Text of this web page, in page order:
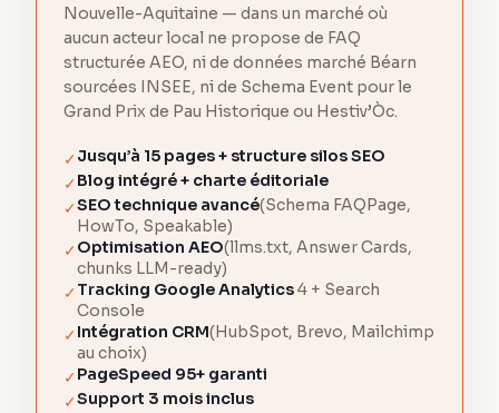
Nouvelle-Aquitaine — dans un marché où
aucun acteur local ne propose de FAQ
structurée AEO, ni de données marché Béarn
sourcées INSEE, ni de Schema Event pour le
Grand Prix de Pau Historique ou Hestiv’Òc.
✓Jusqu’à 15 pages + structure silos SEO
✓Blog intégré + charte éditoriale
✓SEO technique avancé(Schema FAQPage,
HowTo, Speakable)
✓Optimisation AEO(llms.txt, Answer Cards,
chunks LLM-ready)
✓Tracking Google Analytics4 + Search
Console
✓Intégration CRM(HubSpot, Brevo, Mailchimp
au choix)
✓PageSpeed 95+ garanti
✓Support 3 mois inclus